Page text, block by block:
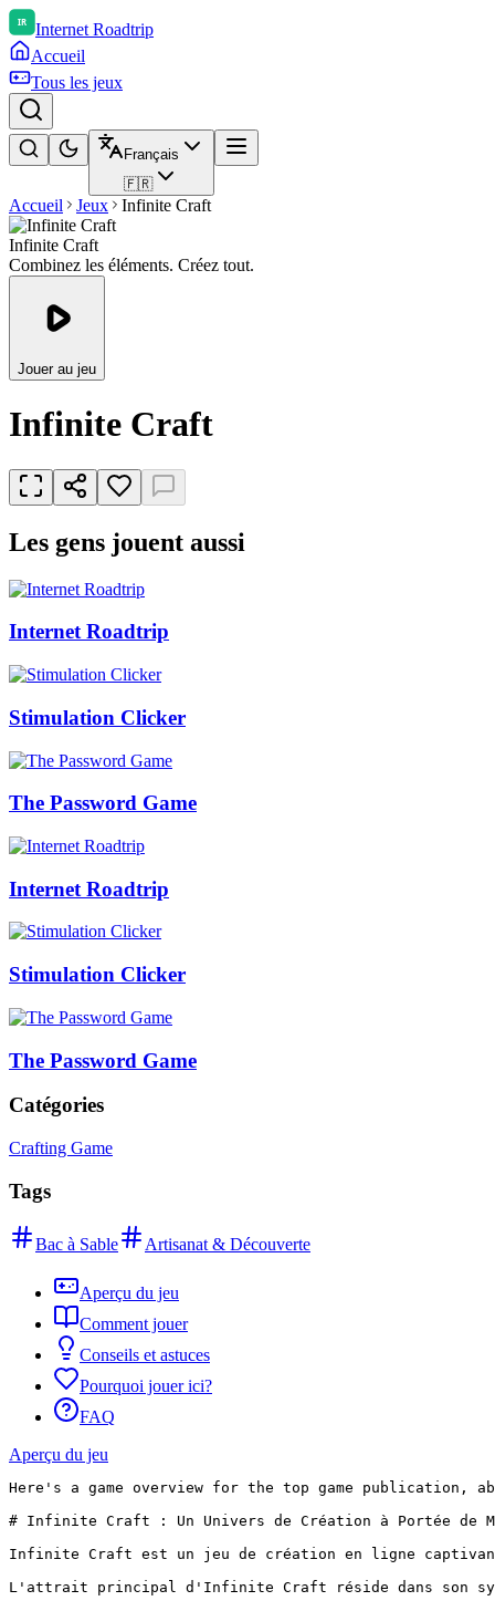
Internet Roadtrip
Accueil
Tous les jeux
Français
🇫🇷
Accueil Jeux Infinite Craft
Infinite Craft
Combinez les éléments. Créez tout.
Jouer au jeu
Infinite Craft
Les gens jouent aussi
Internet Roadtrip
Stimulation Clicker
The Password Game
Internet Roadtrip
Stimulation Clicker
The Password Game
Catégories
Crafting Game
Tags
Bac à Sable Artisanat & Découverte
Aperçu du jeu
Comment jouer
Conseils et astuces
Pourquoi jouer ici?
FAQ
Aperçu du jeu
Here's a game overview for the top game publication,
# Infinite Craft : Un Univers de Création à Portée de
Infinite Craft est un jeu de création en ligne captivant,
L'attrait principal d'Infinite Craft réside dans son